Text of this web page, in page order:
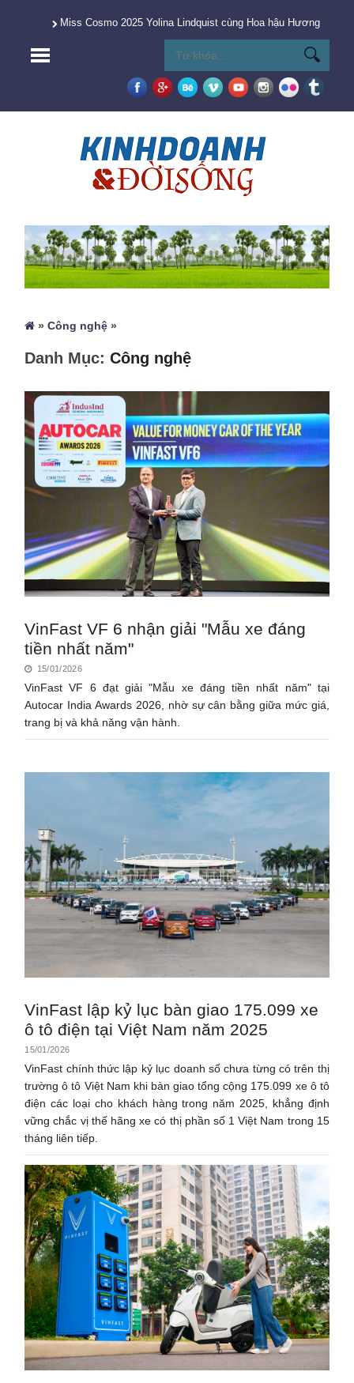
Miss Cosmo 2025 Yolina Lindquist cùng Hoa hậu Hương
»Công nghệ »
Danh Mục:Công nghệ
VinFast VF 6 nhận giải "Mẫu xe đáng
tiền nhất năm"
15/01/2026
VinFast VF 6 đạt giải "Mẫu xe đáng tiền nhất năm" tại
Autocar India Awards 2026, nhờ sự cân bằng giữa mức giá,
trang bị và khả năng vận hành.
VinFast lập kỷ lục bàn giao 175.099 xe
ô tô điện tại Việt Nam năm 2025
15/01/2026
VinFast chính thức lập kỷ lục doanh số chưa từng có trên thị
trường ô tô Việt Nam khi bàn giao tổng cộng 175.099 xe ô tô
điện các loại cho khách hàng trong năm 2025, khẳng định
vững chắc vị thế hãng xe có thị phần số 1 Việt Nam trong 15
tháng liên tiếp.